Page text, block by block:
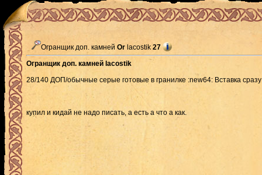
Огранщик доп. камней Or lacostik 27
Огранщик доп. камней lacostik
28/140 ДОП/обычные серые готовые в гранилке :new64: Вставка сразу
купил и кидай не надо писать, а есть а что а как.